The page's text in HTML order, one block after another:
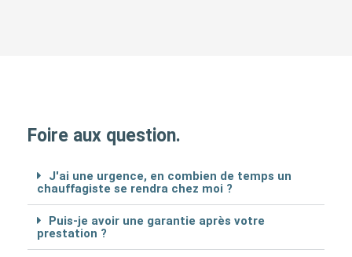
Foire aux question.
J'ai une urgence, en combien de temps un
chauffagiste se rendra chez moi ?
Puis-je avoir une garantie après votre
prestation ?